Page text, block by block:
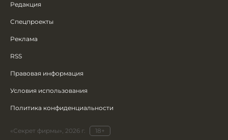
Редакция
Спецпроекты
Реклама
RSS
Правовая информация
Условия использования
Политика конфиденциальности
«Секрет фирмы», 2026 г. 18+